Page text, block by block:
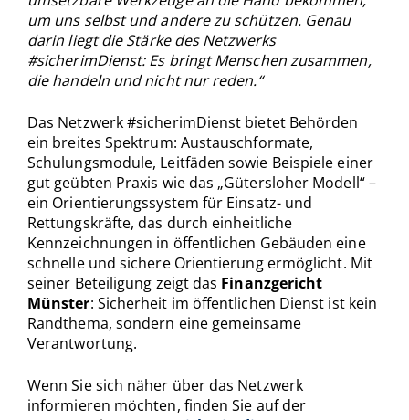
um uns selbst und andere zu schützen. Genau
darin liegt die Stärke des Netzwerks
#sicherimDienst: Es bringt Menschen zusammen,
die handeln und nicht nur reden.“
Das Netzwerk #sicherimDienst bietet Behörden
ein breites Spektrum: Austauschformate,
Schulungsmodule, Leitfäden sowie Beispiele einer
gut geübten Praxis wie das „Gütersloher Modell“ –
ein Orientierungssystem für Einsatz- und
Rettungskräfte, das durch einheitliche
Kennzeichnungen in öffentlichen Gebäuden eine
schnelle und sichere Orientierung ermöglicht. Mit
seiner Beteiligung zeigt das Finanzgericht
Münster: Sicherheit im öffentlichen Dienst ist kein
Randthema, sondern eine gemeinsame
Verantwortung.
Wenn Sie sich näher über das Netzwerk
informieren möchten, finden Sie auf der